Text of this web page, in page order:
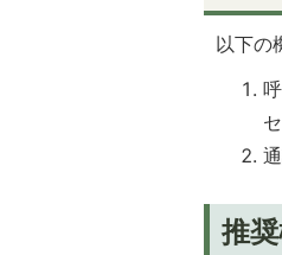
以下の
推奨